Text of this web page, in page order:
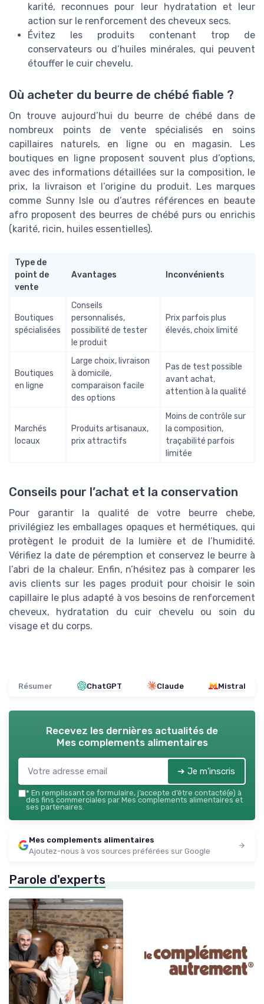
karité, reconnues pour leur hydratation et leur
action sur le renforcement des cheveux secs.
Évitez les produits contenant trop de
conservateurs ou d’huiles minérales, qui peuvent
étouffer le cuir chevelu.
Où acheter du beurre de chébé fiable ?
On trouve aujourd’hui du beurre de chébé dans de
nombreux points de vente spécialisés en soins
capillaires naturels, en ligne ou en magasin. Les
boutiques en ligne proposent souvent plus d’options,
avec des informations détaillées sur la composition, le
prix, la livraison et l’origine du produit. Les marques
comme Sunny Isle ou d’autres références en beaute
afro proposent des beurres de chébé purs ou enrichis
(karité, ricin, huiles essentielles).
Type de
point de
vente
Avantages Inconvénients
Boutiques
spécialisées
Conseils
personnalisés,
possibilité de tester
le produit
Prix parfois plus
élevés, choix limité
Boutiques
en ligne
Large choix, livraison
à domicile,
comparaison facile
des options
Pas de test possible
avant achat,
attention à la qualité
Marchés
locaux
Produits artisanaux,
prix attractifs
Moins de contrôle sur
la composition,
traçabilité parfois
limitée
Conseils pour l’achat et la conservation
Pour garantir la qualité de votre beurre chebe,
privilégiez les emballages opaques et hermétiques, qui
protègent le produit de la lumière et de l’humidité.
Vérifiez la date de péremption et conservez le beurre à
l’abri de la chaleur. Enfin, n’hésitez pas à comparer les
avis clients sur les pages produit pour choisir le soin
capillaire le plus adapté à vos besoins de renforcement
cheveux, hydratation du cuir chevelu ou soin du
visage et du corps.
Résumer ChatGPT Claude Mistral
Recevez les dernières actualités de
Mes complements alimentaires
➔ Je m'inscris
* En remplissant ce formulaire, j’accepte d’être contacté(e) à
des fins commerciales par Mes complements alimentaires et
ses partenaires.
Mes complements alimentaires
Ajoutez-nous à vos sources préférées sur Google
Parole d'experts